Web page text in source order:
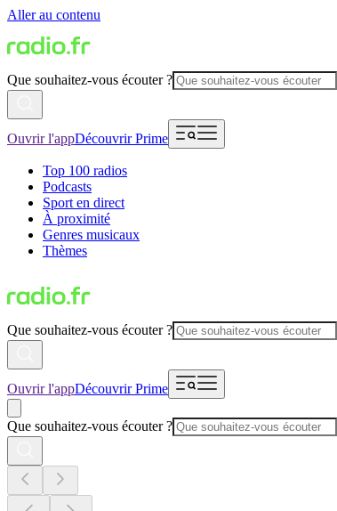
Aller au contenu
Que souhaitez-vous écouter ?
Ouvrir l'appDécouvrir Prime
Top 100 radios
Podcasts
Sport en direct
À proximité
Genres musicaux
Thèmes
Que souhaitez-vous écouter ?
Ouvrir l'appDécouvrir Prime
Que souhaitez-vous écouter ?